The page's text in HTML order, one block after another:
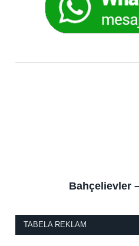
Bahçelievler
TABELA REKLAM